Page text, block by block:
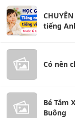
tiếng
Có nên
Bé Tắm
Buông